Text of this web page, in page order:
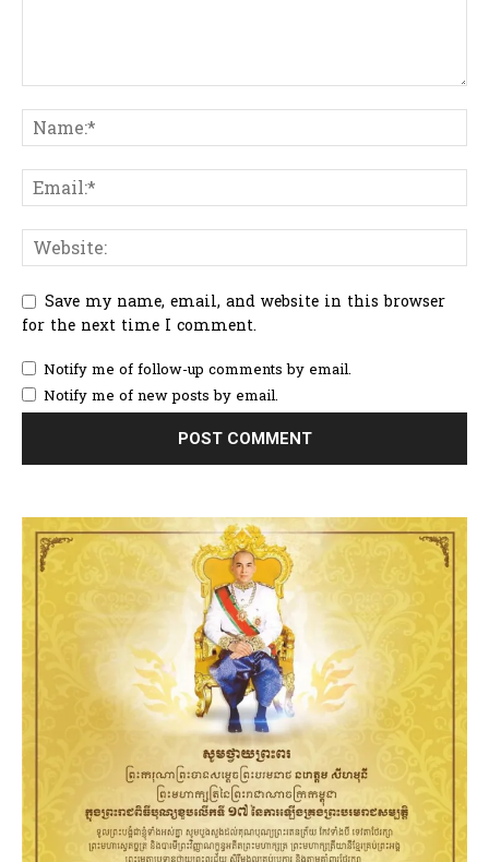
Save my name, email, and website in this browser
for the next time I comment.
Notify me of follow-up comments by email.
Notify me of new posts by email.